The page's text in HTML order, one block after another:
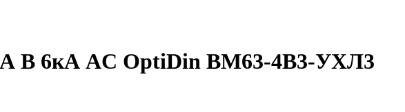
B 6кА AC OptiDin BM63-4B3-УХЛ3